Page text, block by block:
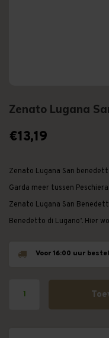
Zenato Lugana
€13,19
Zenato Lugana San
Garda meer tussen
Zenato Lugana San
Benedetto di Lugano’. Hier
Voor 16:00 uur